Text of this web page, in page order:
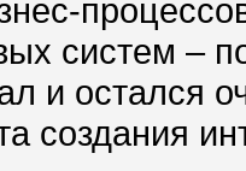
систем –
и остался
создания